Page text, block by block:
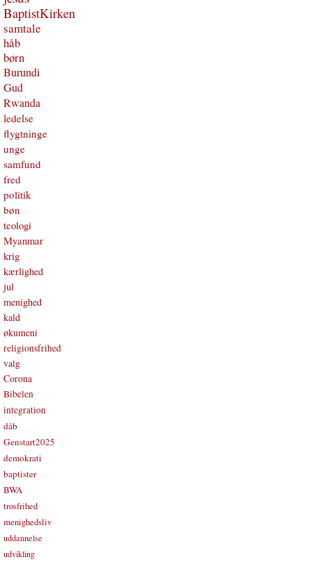
BaptistKirken
samtale
håb
børn
Burundi
Gud
Rwanda
ledelse
flygtninge
unge
samfund
fred
politik
bøn
teologi
Myanmar
krig
kærlighed
jul
menighed
kald
økumeni
religionsfrihed
valg
Corona
Bibelen
integration
dåb
Genstart2025
demokrati
baptister
BWA
trosfrihed
menighedsliv
uddannelse
udvikling